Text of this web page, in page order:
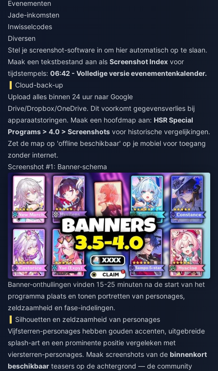
Evenementen
Jade-inkomsten
Inwisselcodes
Diversen
Stel je screenshot-software in om hier automatisch op te slaan.
Maak een tekstbestand aan als Screenshot Index voor
tijdstempels: 06:42 - Volledige versie evenementenkalender.
Cloud-back-up
Upload alles binnen 24 uur naar Google
Drive/Dropbox/OneDrive. Dit voorkomt gegevensverlies bij
apparaatstoringen. Maak een hoofdmap aan: HSR Special
Programs > 4.0 > Screenshots voor historische vergelijkingen.
Zet de map op 'offline beschikbaar' op je mobiel voor toegang
zonder internet.
Screenshot #1: Banner-schema
Banner-onthullingen vinden 15-25 minuten na de start van het
programma plaats en tonen portretten van personages,
zeldzaamheid en fase-indelingen.
Silhouetten en zeldzaamheid van personages
Vijfsterren-personages hebben gouden accenten, uitgebreide
splash-art en een prominente positie vergeleken met
viersterren-personages. Maak screenshots van de binnenkort
beschikbaar teasers op de achtergrond — de community